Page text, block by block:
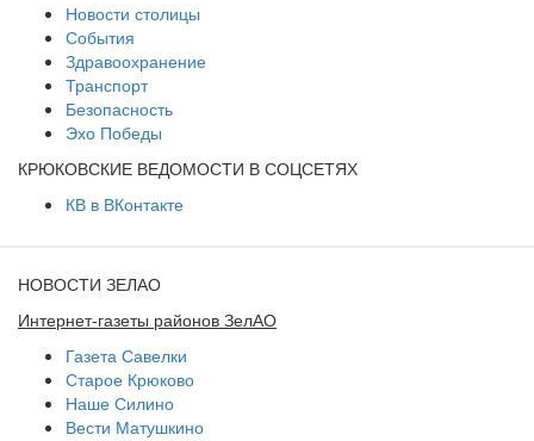
Новости столицы
События
Здравоохранение
Транспорт
Безопасность
Эхо Победы
КРЮКОВСКИЕ ВЕДОМОСТИ В СОЦСЕТЯХ
КВ в ВКонтакте
НОВОСТИ ЗЕЛАО
Интернет-газеты районов ЗелАО
Газета Савелки
Старое Крюково
Наше Силино
Вести Матушкино